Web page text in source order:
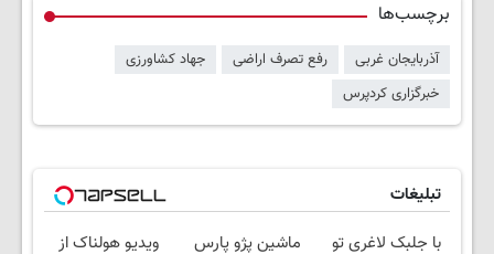
برچسب‌ها
آذربایجان غربی رفع تصرف اراضی
جهاد کشاورزی
خبرگزاری کردپرس
تبلیغات
با جلبک لاغری تو
ماشین پژو پارس
ویدیو هولناک از